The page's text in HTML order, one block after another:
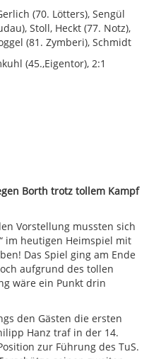
(70. Lötters), Sengül
Stoll, Heckt (77. Notz),
(81. Zymberi), Schmidt
(45.,Eigentor), 2:1
Borth trotz tollem Kampf
Vorstellung mussten sich
im heutigen Heimspiel mit
Das Spiel ging am Ende
aufgrund des tollen
wäre ein Punkt drin
den Gästen die ersten
Hanz traf in der 14.
zur Führung des TuS.